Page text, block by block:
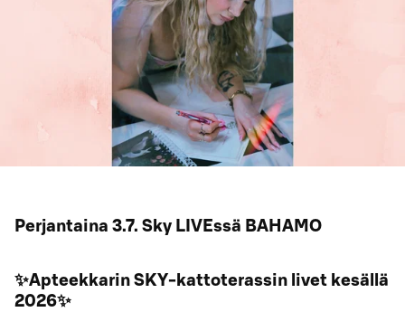
Perjantaina 3.7. Sky LIVEssä BAHAMO
✨Apteekkarin SKY-kattoterassin livet kesällä
2026✨